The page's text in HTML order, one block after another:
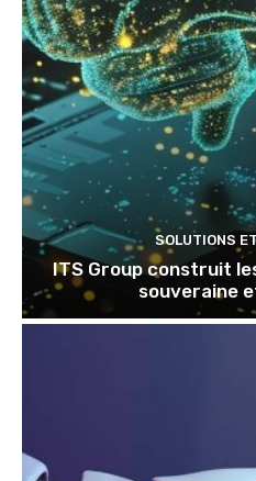
SOLUTIONS
ITS Group construit
souveraine